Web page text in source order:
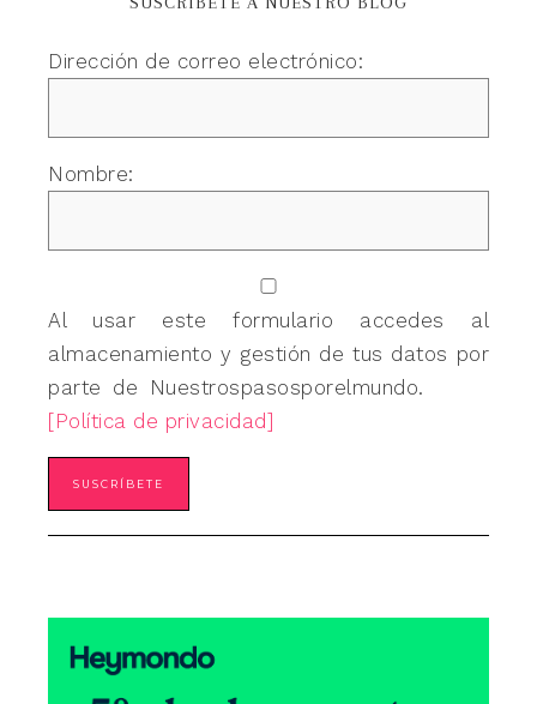
Dirección de correo electrónico:
Nombre:
Al usar este formulario accedes al
almacenamiento y gestión de tus datos por
parte de Nuestrospasosporelmundo.
[Política de privacidad]